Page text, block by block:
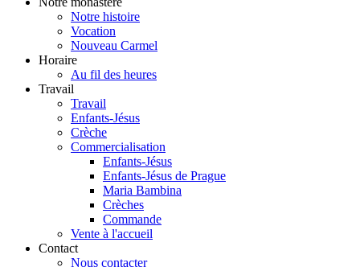
Notre histoire
Vocation
Nouveau Carmel
Horaire
Au fil des heures
Travail
Travail
Enfants-Jésus
Crèche
Commercialisation
Enfants-Jésus
Enfants-Jésus de Prague
Maria Bambina
Crèches
Commande
Vente à l'accueil
Contact
Nous contacter